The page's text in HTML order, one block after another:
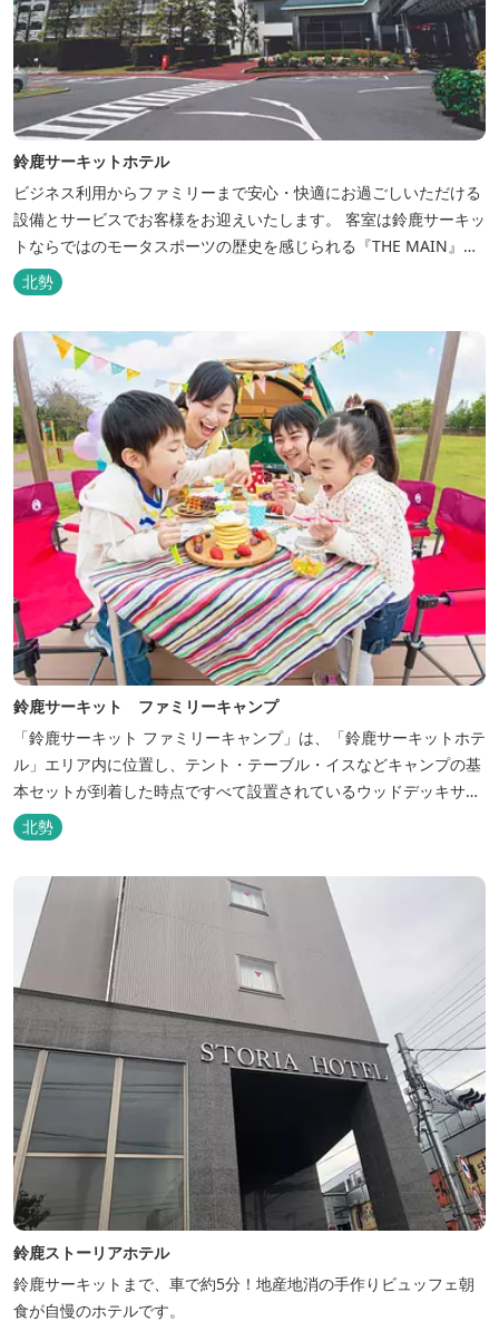
鈴鹿サーキットホテル
ビジネス利用からファミリーまで安心・快適にお過ごしいただける
設備とサービスでお客様をお迎えいたします。 客室は鈴鹿サーキッ
トならではのモータスポーツの歴史を感じられる『THE MAIN』を
はじめ、ファミリーにおすすめのキッズ・ベビーにやさしいこだわ
りの詰まった「サーキット キッズルーム」「コチラファミリールー
ム」など様々なコンセプトルームをご用意しています。 また、お子
さま連れでも安心し...
北勢
鈴鹿サーキット ファミリーキャンプ
「鈴鹿サーキット ファミリーキャンプ」は、「鈴鹿サーキットホテ
ル」エリア内に位置し、テント・テーブル・イスなどキャンプの基
本セットが到着した時点ですべて設置されているウッドデッキサイ
トの他、初めてのキャンプでも安心して楽しめる設備が整ったキャ
ンプ場です。 さらに、手ぶらでキャンプをお楽しみいただけるよう
に夕食バーべキュー用の炭火セットなどのレンタル品や国産牛BBQ
セットなどの食材も事前にご...
北勢
鈴鹿ストーリアホテル
鈴鹿サーキットまで、車で約5分！地産地消の手作りビュッフェ朝
食が自慢のホテルです。